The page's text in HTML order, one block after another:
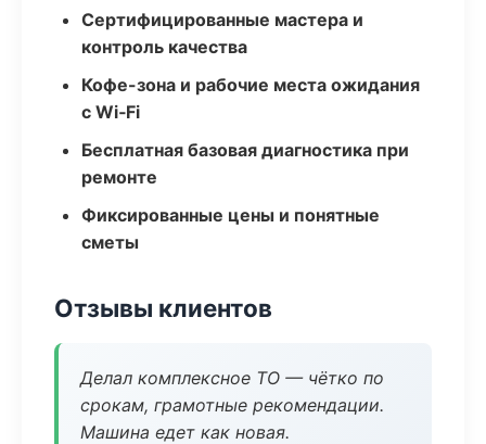
Сертифицированные мастера и
контроль качества
Кофе-зона и рабочие места ожидания
с Wi‑Fi
Бесплатная базовая диагностика при
ремонте
Фиксированные цены и понятные
сметы
Отзывы клиентов
Делал комплексное ТО — чётко по
срокам, грамотные рекомендации.
Машина едет как новая.